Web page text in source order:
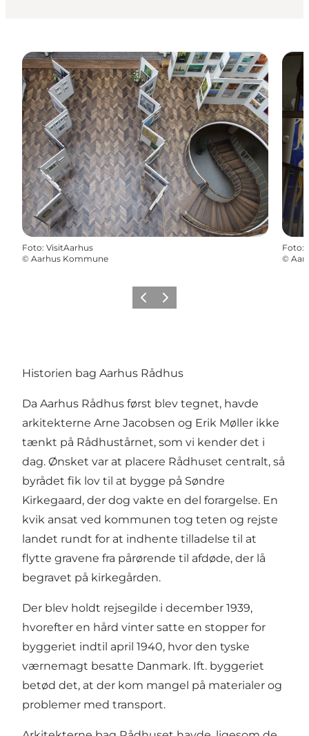
Foto: VisitAarhus
© Aarhus Kommune
Foto:
©
ForrigeNæste
Historien bag Aarhus Rådhus
Da Aarhus Rådhus først blev tegnet, havde
arkitekterne Arne Jacobsen og Erik Møller ikke
tænkt på Rådhustårnet, som vi kender det i
dag. Ønsket var at placere Rådhuset centralt, så
byrådet fik lov til at bygge på Søndre
Kirkegaard, der dog vakte en del forargelse. En
kvik ansat ved kommunen tog teten og rejste
landet rundt for at indhente tilladelse til at
flytte gravene fra pårørende til afdøde, der lå
begravet på kirkegården.
Der blev holdt rejsegilde i december 1939,
hvorefter en hård vinter satte en stopper for
byggeriet indtil april 1940, hvor den tyske
værnemagt besatte Danmark. Ift. byggeriet
betød det, at der kom mangel på materialer og
problemer med transport.